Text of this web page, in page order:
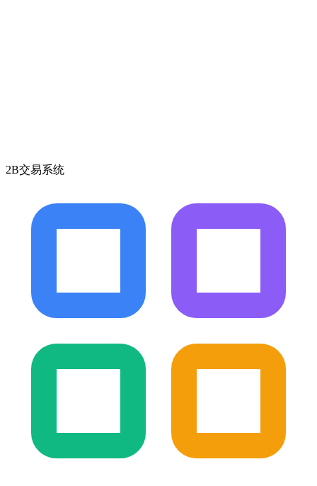
2B交易系统